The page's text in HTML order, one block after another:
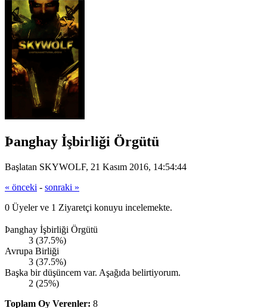
Þanghay İşbirliği Örgütü
Başlatan SKYWOLF, 21 Kasım 2016, 14:54:44
« önceki - sonraki »
0 Üyeler ve 1 Ziyaretçi konuyu incelemekte.
Þanghay İşbirliği Örgütü
3 (37.5%)
Avrupa Birliği
3 (37.5%)
Başka bir düşüncem var. Aşağıda belirtiyorum.
2 (25%)
Toplam Oy Verenler: 8